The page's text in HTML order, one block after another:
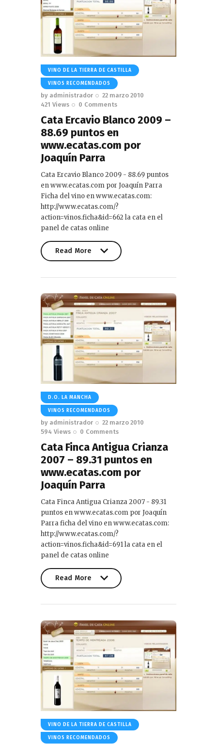
VINO DE LA TIERRA DE CASTILLA
VINOS RECOMENDADOS
by administrador
22 marzo 2010
421 Views 0 Comments
Cata Ercavio Blanco 2009 –
88.69 puntos en
www.ecatas.com por
Joaquín Parra
Cata Ercavio Blanco 2009 - 88.69 puntos
en www.ecatas.com por Joaquín Parra
Ficha del vino en www.ecatas.com:
http://www.ecatas.com/?
action=vinos.ficha&id=662 la cata en el
panel de catas online
Read More
D.O. LA MANCHA
VINOS RECOMENDADOS
by administrador
22 marzo 2010
594 Views 0 Comments
Cata Finca Antigua Crianza
2007 – 89.31 puntos en
www.ecatas.com por
Joaquín Parra
Cata Finca Antigua Crianza 2007 - 89.31
puntos en www.ecatas.com por Joaquín
Parra ficha del vino en www.ecatas.com:
http://www.ecatas.com/?
action=vinos.ficha&id=691 la cata en el
panel de catas online
Read More
VINO DE LA TIERRA DE CASTILLA
VINOS RECOMENDADOS